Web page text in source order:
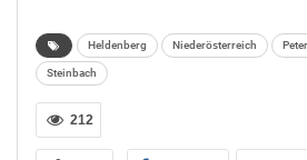
„Heldenberg ist ein beliebtes
weit über die Landesgrenzen
wichtiger Grund dafür. Es freut
Ausstellung nun erweitert wurde.
Heldenberg Niederösterreich Peter
Steinbach
212